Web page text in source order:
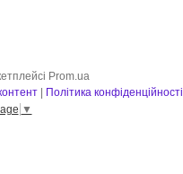
Prom.ua
Політика конфіденційності
▼